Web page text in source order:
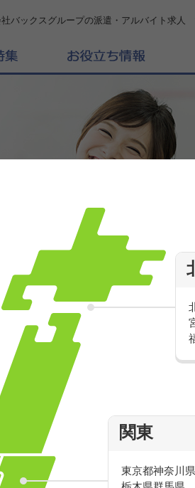
社バックスグループの派遣・アルバイト求人
でください
エリアの
関東
東京都神奈川県
すめ求人特集